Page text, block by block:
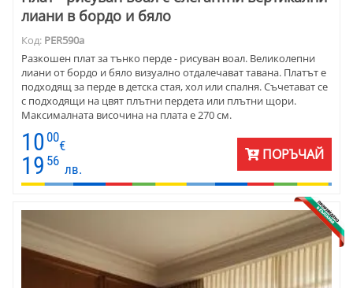
лиани в бордо и бяло
Код: PER590а
Разкошен плат за тънко перде - рисуван воал. Великолепни
лиани от бордо и бяло визуално отдалечават тавана. Платът е
подходящ за перде в детска стая, хол или спалня. Съчетават се
с подходящи на цвят плътни пердета или плътни щори.
Максималната височина на плата е 270 см.
10 00
€
19 56
лв.
ПОРЪЧАЙ